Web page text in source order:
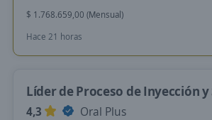
$ 1.768.659,00 (Mensual)
Hace 21 horas
Líder de Proceso de Inyección y
4,3
Oral Plus